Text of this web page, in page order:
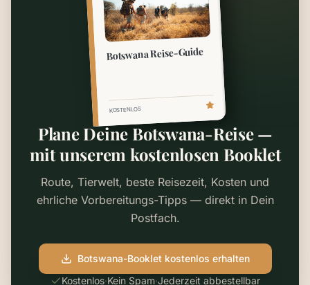
Botswana Reise-Guide
KOSTENLOS
Plane Deine Botswana-Reise —
mit unserem kostenlosen Booklet
Route, Tierwelt, beste Reisezeit, Kosten und
ehrliche Vorbereitungs-Tipps — direkt in Dein
Postfach.
Botswana-Booklet kostenlos erhalten
Kostenlos·Kein Spam·Jederzeit abbestellbar